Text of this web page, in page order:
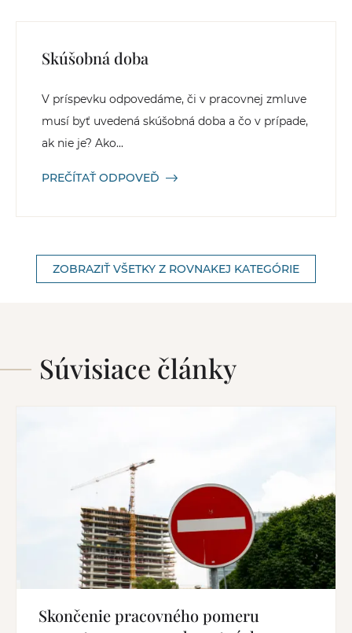
Skúšobná doba
V príspevku odpovedáme, či v pracovnej zmluve
musí byť uvedená skúšobná doba a čo v prípade,
ak nie je? Ako...
PREČÍTAŤ ODPOVEĎ
ZOBRAZIŤ VŠETKY Z ROVNAKEJ KATEGÓRIE
Súvisiace články
Skončenie pracovného pomeru